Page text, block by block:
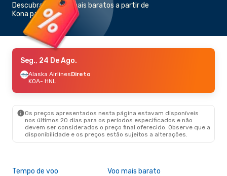
Descubra os voos mais baratos a partir de
Kona para Honolulu
Seg., 24 De Ago.
Alaska AirlinesDireto
KOA- HNL
Os preços apresentados nesta página estavam disponíveis
nos últimos 20 dias para os períodos especificados e não
devem ser considerados o preço final oferecido. Observe que a
disponibilidade e os preços estão sujeitos a alterações.
Tempo de voo Voo mais barato